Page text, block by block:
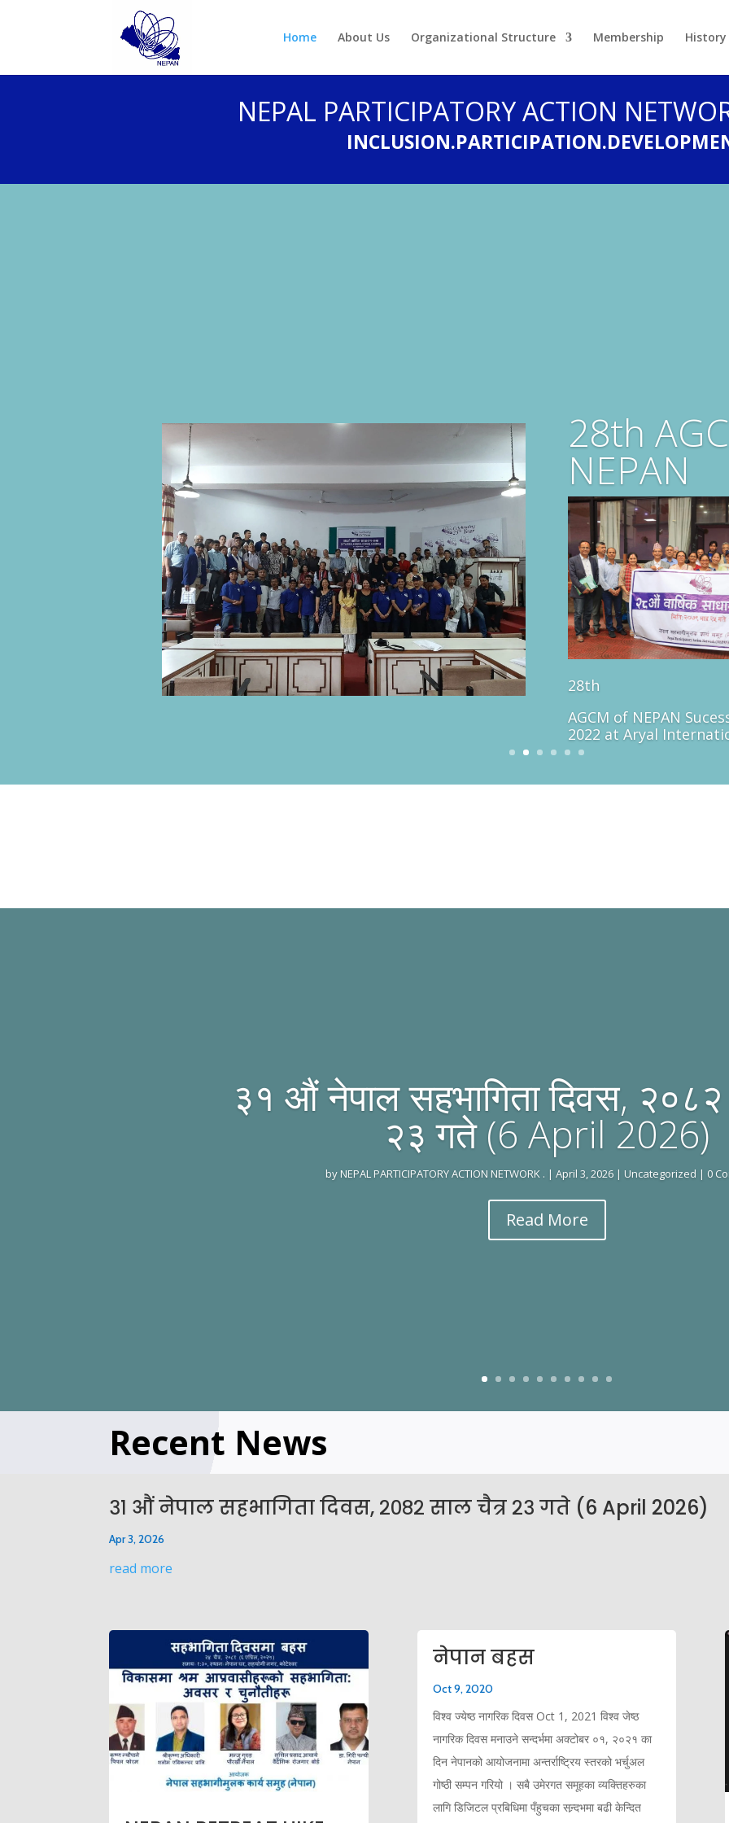
Home About Us Organizational Structure Membership History
NEPAL PARTICIPATORY ACTION
28th
NEPAN
28th
AGCM of NEPAN
2022 at Aryal
३१ औं नेपाल सहभागिता दिवस,
२३ गते (6 April 2026)
by NEPAL PARTICIPATORY ACTION NETWORK . | April 3, 2026 | Uncategorized | 0
Read More
Recent News
३१ औं नेपाल सहभागिता दिवस, २०८२ साल चैत्र २३ गते (6 April 2026)
Apr 3, 2026
read more
नेपान बहस
Oct 9, 2020
विश्व ज्येष्ठ नागरिक दिवस Oct 1, 2021 विश्व जेष्ठ
नागरिक दिवस मनाउने सन्दर्भमा अक्टोबर ०१, २०२१ का
दिन नेपानको आयोजनामा अन्तर्राष्ट्रिय स्तरको भर्चुअल
गोष्ठी सम्पन गरियो । सबै उमेरगत समूहका व्यक्तिहरुका
लागि डिजिटल प्रबिधिमा पँहुचका सन्र्दभमा बढी केन्दित